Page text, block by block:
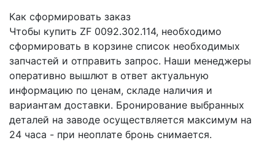
Как сформировать заказ
Чтобы купить ZF 0092.302.114, необходимо
сформировать в корзине список необходимых
запчастей и отправить запрос. Наши менеджеры
оперативно вышлют в ответ актуальную
информацию по ценам, складе наличия и
вариантам доставки. Бронирование выбранных
деталей на заводе осуществляется максимум на
24 часа - при неоплате бронь снимается.